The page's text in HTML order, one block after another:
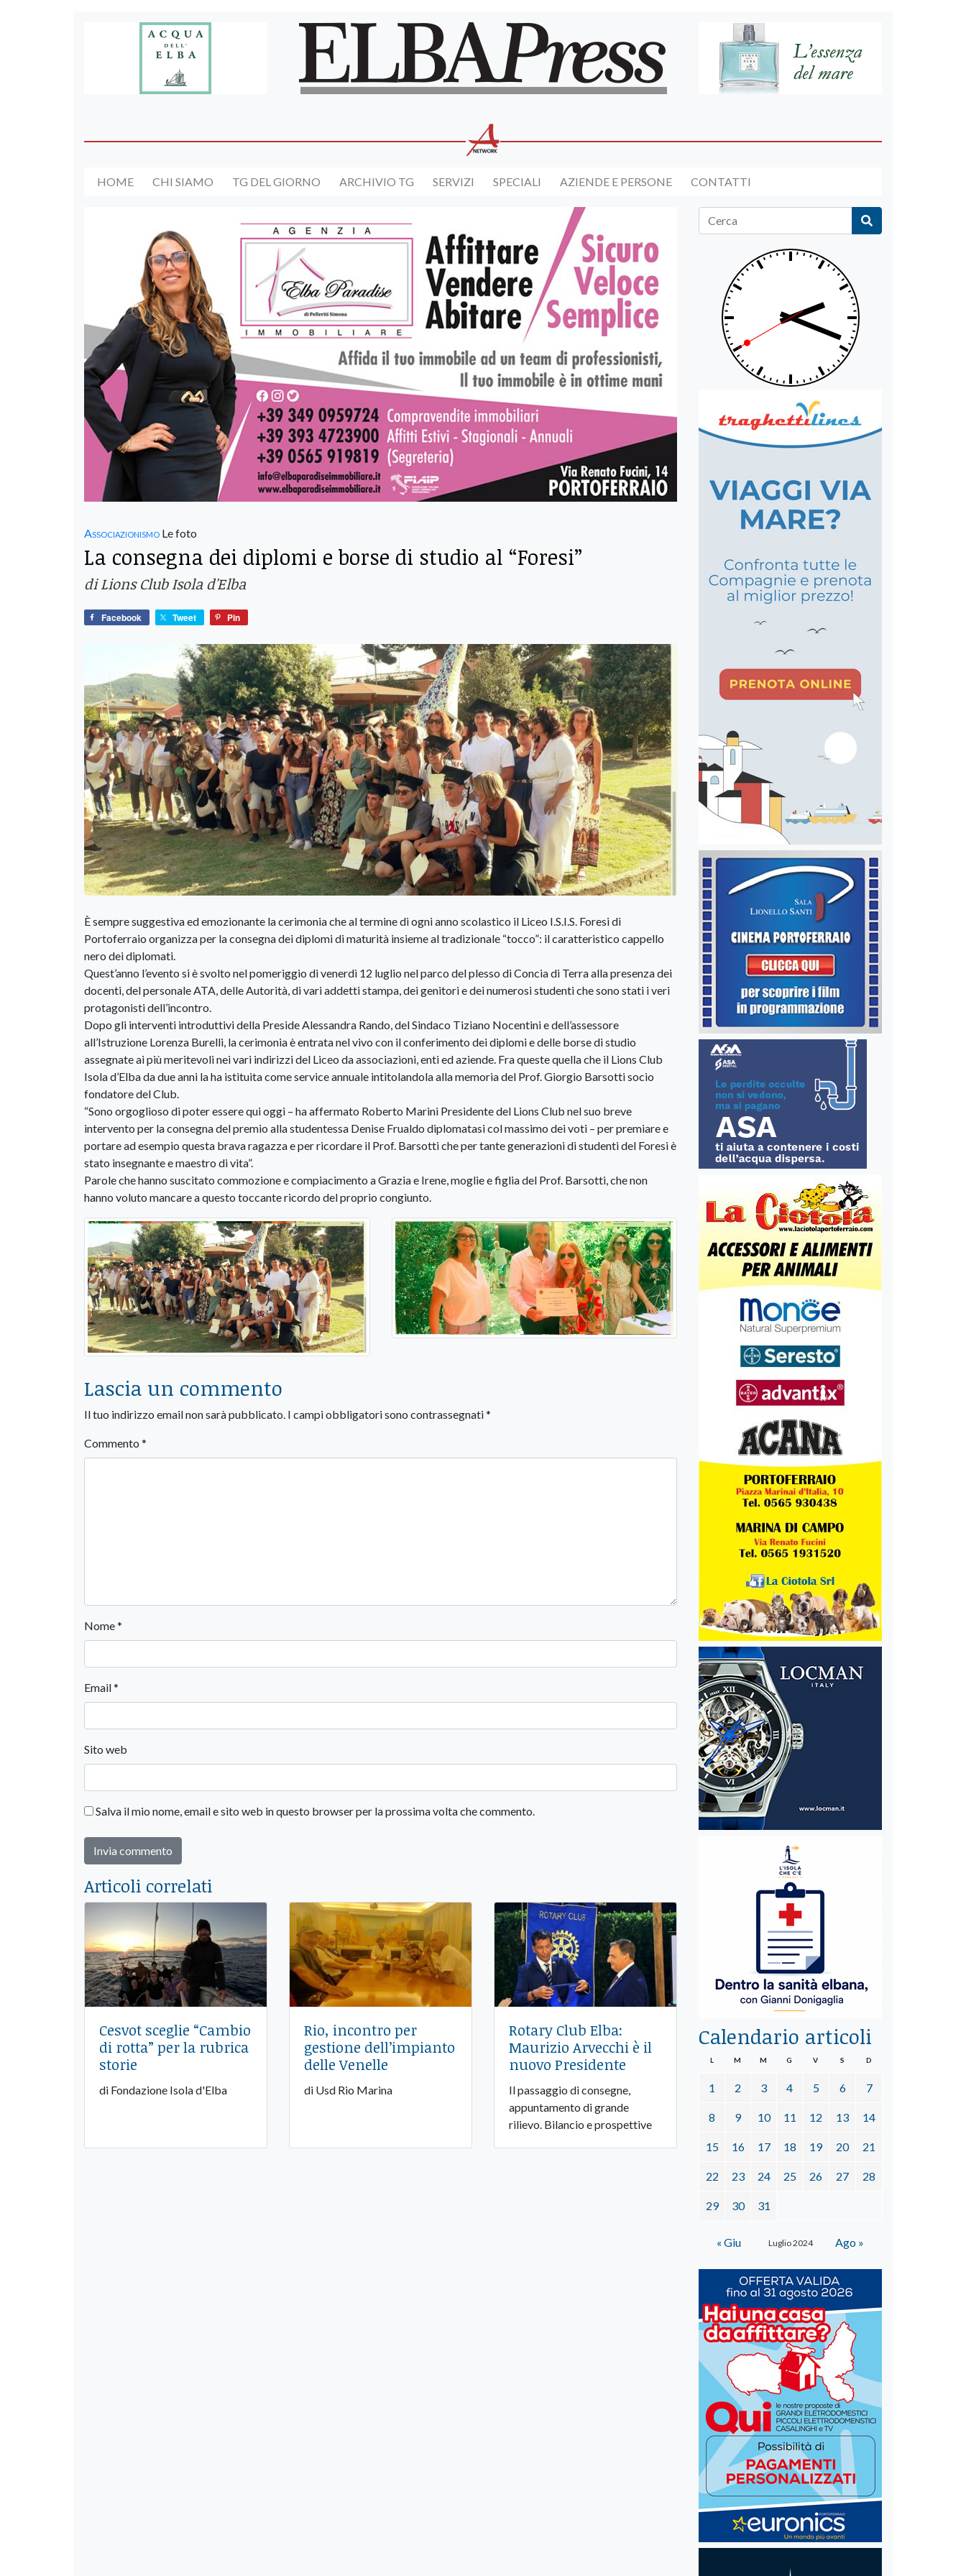
HOME CHI SIAMO TG DEL GIORNO ARCHIVIO TG SERVIZI SPECIALI AZIENDE E PERSONE CONTATTI
Associazionismo Le foto
La consegna dei diplomi e borse di studio al “Foresi”
di Lions Club Isola d'Elba
Facebook Tweet Pin
È sempre suggestiva ed emozionante la cerimonia che al termine di ogni anno scolastico il Liceo I.S.I.S. Foresi di
Portoferraio organizza per la consegna dei diplomi di maturità insieme al tradizionale “tocco”: il caratteristico cappello
nero dei diplomati.
Quest’anno l’evento si è svolto nel pomeriggio di venerdì 12 luglio nel parco del plesso di Concia di Terra alla presenza dei
docenti, del personale ATA, delle Autorità, di vari addetti stampa, dei genitori e dei numerosi studenti che sono stati i veri
protagonisti dell’incontro.
Dopo gli interventi introduttivi della Preside Alessandra Rando, del Sindaco Tiziano Nocentini e dell’assessore
all’Istruzione Lorenza Burelli, la cerimonia è entrata nel vivo con il conferimento dei diplomi e delle borse di studio
assegnate ai più meritevoli nei vari indirizzi del Liceo da associazioni, enti ed aziende. Fra queste quella che il Lions Club
Isola d’Elba da due anni la ha istituita come service annuale intitolandola alla memoria del Prof. Giorgio Barsotti socio
fondatore del Club.
“Sono orgoglioso di poter essere qui oggi – ha affermato Roberto Marini Presidente del Lions Club nel suo breve
intervento per la consegna del premio alla studentessa Denise Frualdo diplomatasi col massimo dei voti – per premiare e
portare ad esempio questa brava ragazza e per ricordare il Prof. Barsotti che per tante generazioni di studenti del Foresi è
stato insegnante e maestro di vita”.
Parole che hanno suscitato commozione e compiacimento a Grazia e Irene, moglie e figlia del Prof. Barsotti, che non
hanno voluto mancare a questo toccante ricordo del proprio congiunto.
Lascia un commento
Il tuo indirizzo email non sarà pubblicato. I campi obbligatori sono contrassegnati*
Commento *
Nome*
Email*
Sito web
Salva il mio nome, email e sito web in questo browser per la prossima volta che commento.
Articoli correlati
Cesvot sceglie “Cambio
di rotta” per la rubrica
storie
di Fondazione Isola d'Elba
Rio, incontro per
gestione dell’impianto
delle Venelle
di Usd Rio Marina
Rotary Club Elba:
Maurizio Arvecchi è il
nuovo Presidente
Il passaggio di consegne,
appuntamento di grande
rilievo. Bilancio e prospettive
Calendario articoli
Luglio 2024
L M M G V S D
1 2 3 4 5 6 7
8 9 10 11 12 13 14
15 16 17 18 19 20 21
22 23 24 25 26 27 28
29 30 31
« Giu Ago »